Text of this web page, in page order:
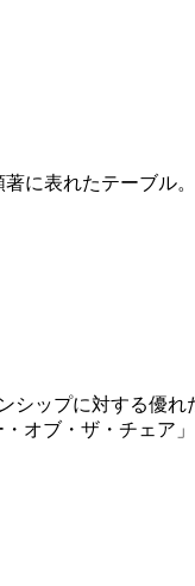
に表れたテーブル
シップに対する優
オブ・ザ・チェア